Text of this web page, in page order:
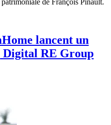
lancent un
Digital RE Group